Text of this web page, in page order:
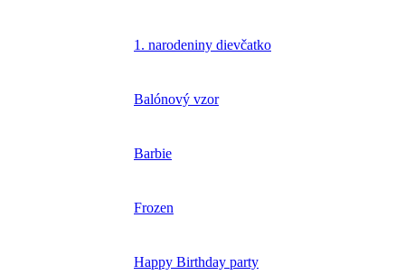
1. narodeniny dievčatko
Balónový vzor
Barbie
Frozen
Happy Birthday party